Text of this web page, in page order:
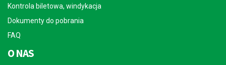
Kontrola biletowa, windykacja
Dokumenty do pobrania
FAQ
O NAS